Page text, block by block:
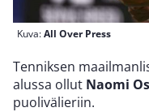
Kuva:All Over Press
Tenniksen
alussa ollut Naomi
puolivälieriin.